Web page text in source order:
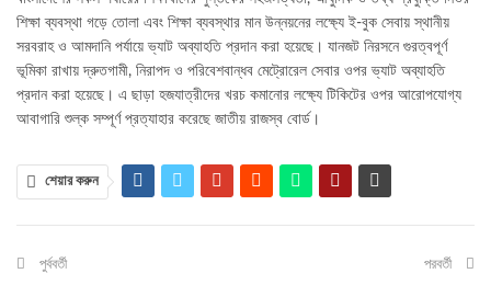
শিক্ষা ব্যবস্থা গড়ে তোলা এবং শিক্ষা ব্যবস্থার মান উন্নয়নের লক্ষ্যে ই-বুক সেবায় স্থানীয়
সরবরাহ ও আমদানি পর্যায়ে ভ্যাট অব্যাহতি প্রদান করা হয়েছে। যানজট নিরসনে গুরত্বপূর্ণ
ভূমিকা রাখায় দ্রুতগামী, নিরাপদ ও পরিবেশবান্ধব মেট্রোরেল সেবার ওপর ভ্যাট অব্যাহতি
প্রদান করা হয়েছে। এ ছাড়া হজযাত্রীদের খরচ কমানোর লক্ষ্যে টিকিটের ওপর আরোপযোগ্য
আবাগারি শুল্ক সম্পূর্ণ প্রত্যাহার করেছে জাতীয় রাজস্ব বোর্ড।
শেয়ার করুন
পুর্ববর্তী পরবর্তী